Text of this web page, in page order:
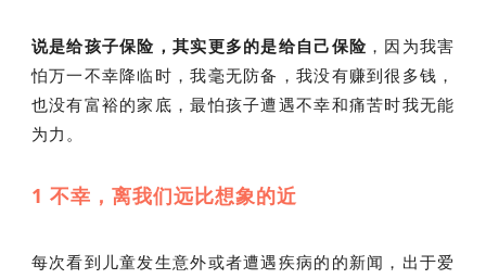
说是给孩子保险，其实更多的是给自己保险 ，因为我害
怕万一不幸降临时，我毫无防备，我没有赚到很多钱，
也没有富裕的家底，最怕孩子遭遇不幸和痛苦时我无能
为力。
1 不幸，离我们远比想象的近
每次看到儿童发生意外或者遭遇疾病的的新闻，出于爱